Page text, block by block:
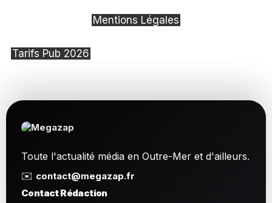
Mentions Légales
Tarifs Pub 2026
Toute l'actualité média en Outre-Mer et d'ailleurs.
✉️ contact@megazap.fr
Contact Rédaction